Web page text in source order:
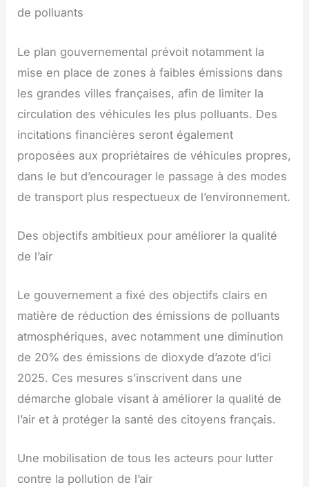
de polluants
Le plan gouvernemental prévoit notamment la
mise en place de zones à faibles émissions dans
les grandes villes françaises, afin de limiter la
circulation des véhicules les plus polluants. Des
incitations financières seront également
proposées aux propriétaires de véhicules propres,
dans le but d’encourager le passage à des modes
de transport plus respectueux de l’environnement.
Des objectifs ambitieux pour améliorer la qualité
de l’air
Le gouvernement a fixé des objectifs clairs en
matière de réduction des émissions de polluants
atmosphériques, avec notamment une diminution
de 20% des émissions de dioxyde d’azote d’ici
2025. Ces mesures s’inscrivent dans une
démarche globale visant à améliorer la qualité de
l’air et à protéger la santé des citoyens français.
Une mobilisation de tous les acteurs pour lutter
contre la pollution de l’air